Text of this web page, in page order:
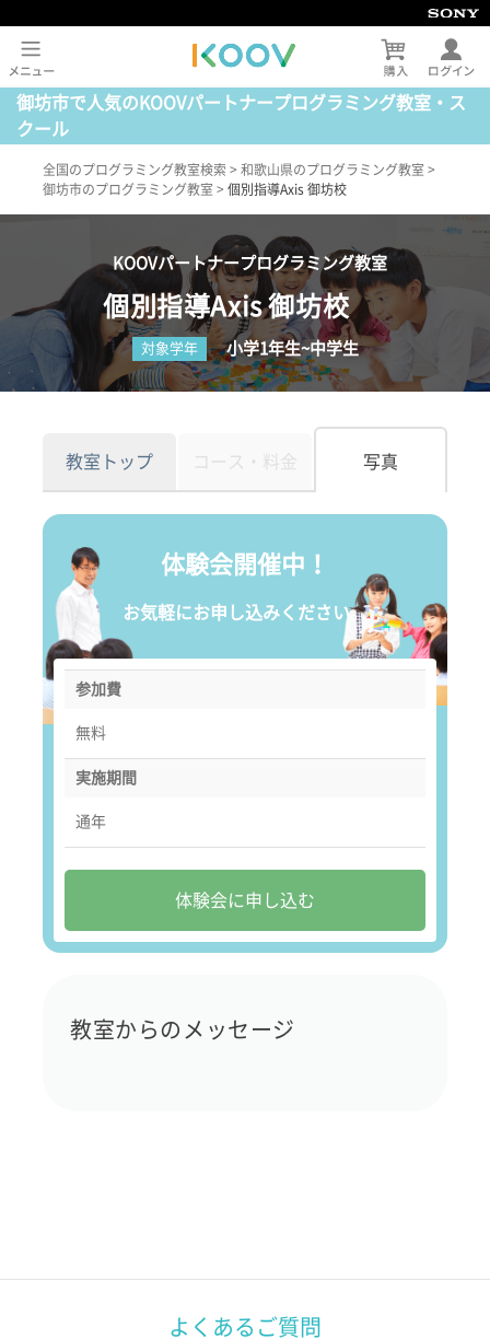
御坊市で人気のKOOVパートナープログラミング教室・ス
クール
全国のプログラミング教室検索 > 和歌山県のプログラミング教室 >
御坊市のプログラミング教室 > 個別指導Axis 御坊校
KOOVパートナープログラミング教室
個別指導Axis 御坊校
対象学年 小学1年生~中学生
教室トップ コース・料金 写真
体験会開催中！
お気軽にお申し込みください。
参加費
無料
実施期間
通年
体験会に申し込む
教室からのメッセージ
よくあるご質問